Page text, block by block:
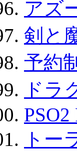
アズ
剣と
予約
ドラ
トー